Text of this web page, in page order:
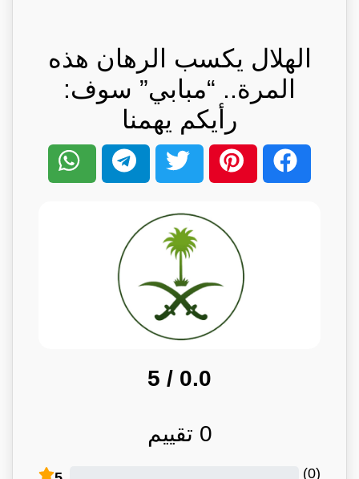
الهلال يكسب الرهان هذه
المرة.. “مبابي” سوف:
رأيكم يهمنا
0.0
/ 5
0 تقييم
(
0
)